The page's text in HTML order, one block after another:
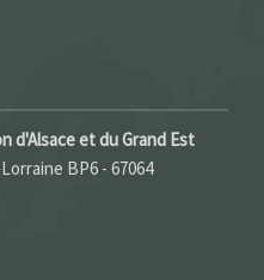
d'Alsace et du Grand Est
BP6 - 67064